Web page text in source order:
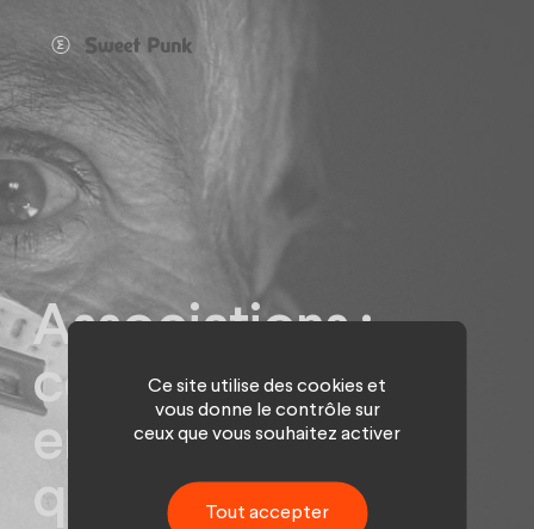
Associations :
comment se faire
entendre alors
que la Covid19
Ce site utilise des cookies et
vous donne le contrôle sur
ceux que vous souhaitez activer
Tout accepter